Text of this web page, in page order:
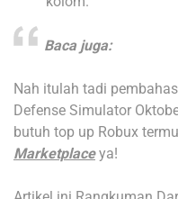
Baca juga:
Nah itulah tadi
Defense Simulator
butuh top up Robux
Marketplaceya!